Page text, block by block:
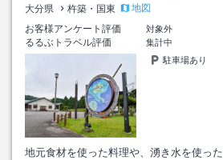
大分県 杵築・国東
地図
お客様アンケート評価
対象外
るるぶトラベル評価
集計中
駐車場あり
地元食材を使った料理や、湧き水を使っ